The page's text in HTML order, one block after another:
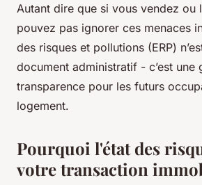
Autant dire que si vous vendez ou
pouvez pas ignorer ces menaces
des risques et pollutions (ERP)
document administratif - c’est une
transparence pour les futurs
logement.
Pourquoi l'état des
votre transaction